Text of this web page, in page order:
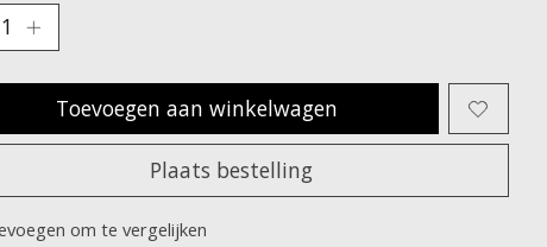
Toevoegen aan winkelwagen
Plaats bestelling
om te vergelijken